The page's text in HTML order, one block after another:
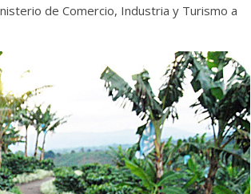
de Comercio, Industria y Turismo a